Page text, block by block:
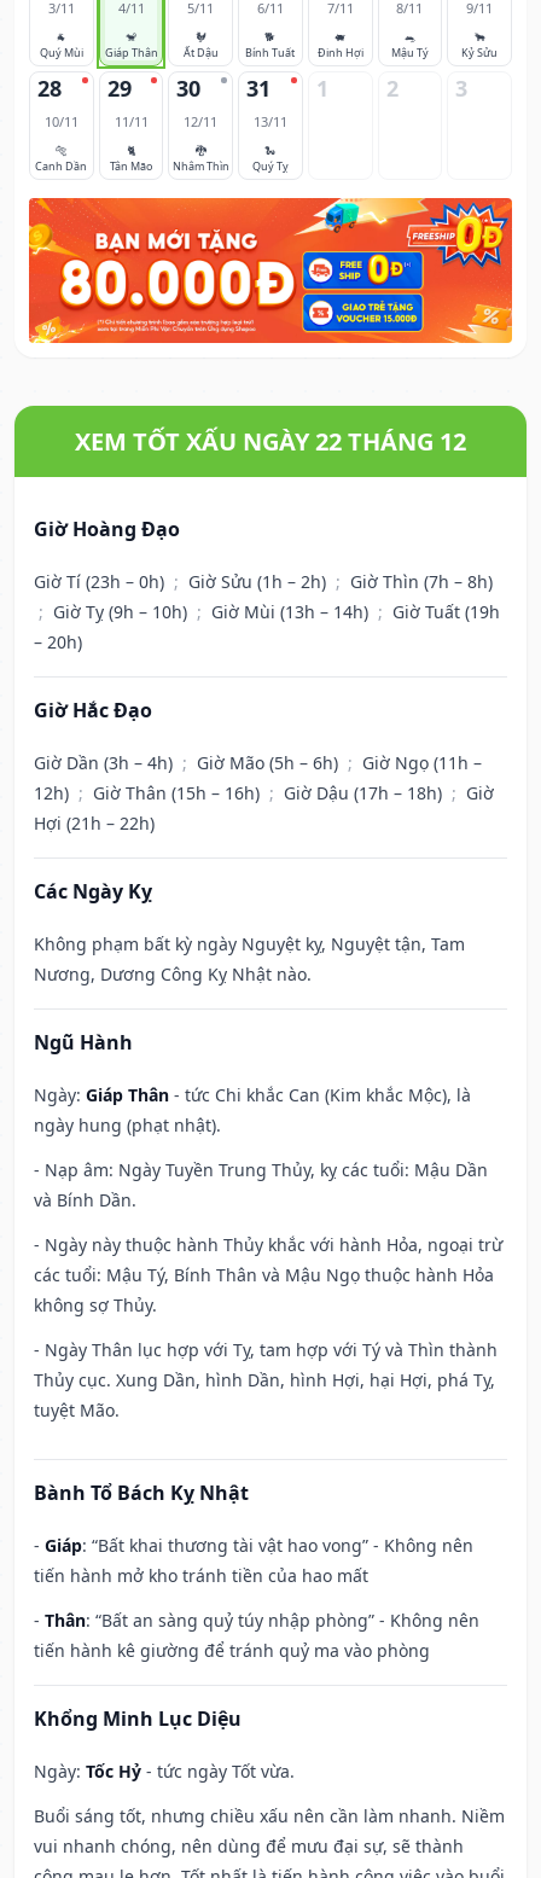
3/11
🐐
Quý Mùi
4/11
🐒
Giáp Thân
5/11
🐓
Ất Dậu
6/11
🐕
Bính Tuất
7/11
🐖
Đinh Hợi
8/11
🐀
Mậu Tý
9/11
🐂
Kỷ Sửu
28
10/11
🐅
Canh Dần
29
11/11
🐈
Tân Mão
30
12/11
🐉
Nhâm Thìn
31
13/11
🐍
Quý Tỵ
1 2 3
XEM TỐT XẤU NGÀY 22 THÁNG 12
Giờ Hoàng Đạo
Giờ Tí (23h – 0h) ; Giờ Sửu (1h – 2h) ; Giờ Thìn (7h – 8h)
; Giờ Tỵ (9h – 10h) ; Giờ Mùi (13h – 14h) ; Giờ Tuất (19h
– 20h)
Giờ Hắc Đạo
Giờ Dần (3h – 4h) ; Giờ Mão (5h – 6h) ; Giờ Ngọ (11h –
12h) ; Giờ Thân (15h – 16h) ; Giờ Dậu (17h – 18h) ; Giờ
Hợi (21h – 22h)
Các Ngày Kỵ
Không phạm bất kỳ ngày Nguyệt kỵ, Nguyệt tận, Tam
Nương, Dương Công Kỵ Nhật nào.
Ngũ Hành
Ngày: Giáp Thân - tức Chi khắc Can (Kim khắc Mộc), là
ngày hung (phạt nhật).
- Nạp âm: Ngày Tuyền Trung Thủy, kỵ các tuổi: Mậu Dần
và Bính Dần.
- Ngày này thuộc hành Thủy khắc với hành Hỏa, ngoại trừ
các tuổi: Mậu Tý, Bính Thân và Mậu Ngọ thuộc hành Hỏa
không sợ Thủy.
- Ngày Thân lục hợp với Tỵ, tam hợp với Tý và Thìn thành
Thủy cục. Xung Dần, hình Dần, hình Hợi, hại Hợi, phá Tỵ,
tuyệt Mão.
Bành Tổ Bách Kỵ Nhật
- Giáp: “Bất khai thương tài vật hao vong” - Không nên
tiến hành mở kho tránh tiền của hao mất
- Thân: “Bất an sàng quỷ túy nhập phòng” - Không nên
tiến hành kê giường để tránh quỷ ma vào phòng
Khổng Minh Lục Diệu
Ngày: Tốc Hỷ - tức ngày Tốt vừa.
Buổi sáng tốt, nhưng chiều xấu nên cần làm nhanh. Niềm
vui nhanh chóng, nên dùng để mưu đại sự, sẽ thành